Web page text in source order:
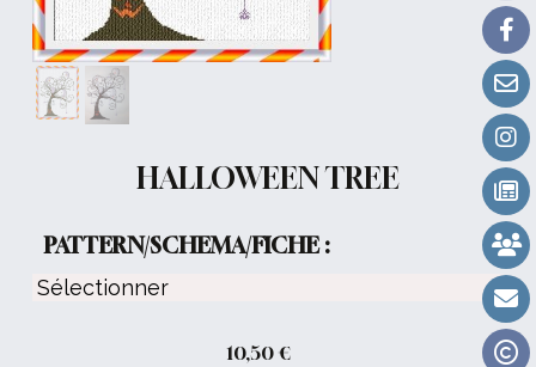
HALLOWEEN TREE
PATTERN/SCHEMA/FICHE :
10,50 €